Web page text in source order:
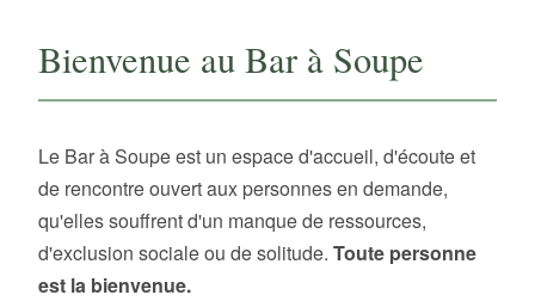
Bienvenue au Bar à Soupe
Le Bar à Soupe est un espace d'accueil, d'écoute et
de rencontre ouvert aux personnes en demande,
qu'elles souffrent d'un manque de ressources,
d'exclusion sociale ou de solitude. Toute personne
est la bienvenue.